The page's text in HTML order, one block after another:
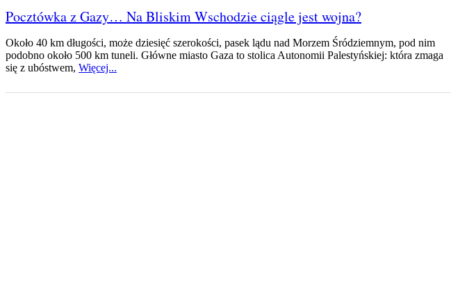
Pocztówka z Gazy… Na Bliskim Wschodzie ciągle jest wojna?
Około 40 km długości, może dziesięć szerokości, pasek lądu nad Morzem Śródziemnym, pod nim
podobno około 500 km tuneli. Główne miasto Gaza to stolica Autonomii Palestyńskiej: która zmaga
się z ubóstwem, Więcej...